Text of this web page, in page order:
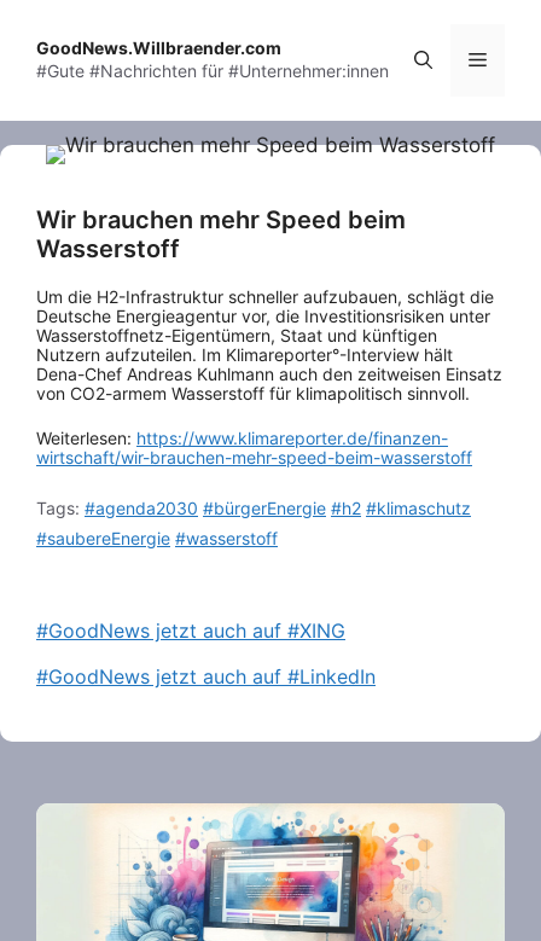
content
GoodNews.Willbraender.com
#Gute #Nachrichten für #Unternehmer:innen
Menu
Wir brauchen mehr Speed beim
Wasserstoff
Um die H2-Infrastruktur schneller aufzubauen, schlägt die
Deutsche Energieagentur vor, die Investitionsrisiken unter
Wasserstoffnetz-Eigentümern, Staat und künftigen
Nutzern aufzuteilen. Im Klimareporter°-Interview hält
Dena-Chef Andreas Kuhlmann auch den zeitweisen Einsatz
von CO2-armem Wasserstoff für klimapolitisch sinnvoll.
Weiterlesen: https://www.klimareporter.de/finanzen-
wirtschaft/wir-brauchen-mehr-speed-beim-wasserstoff
Tags: #agenda2030 #bürgerEnergie #h2 #klimaschutz
#saubereEnergie #wasserstoff
#GoodNews jetzt auch auf #XING
#GoodNews jetzt auch auf #LinkedIn